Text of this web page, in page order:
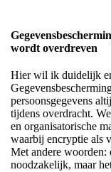
wordt overdreven
Hier wil ik duidelijk
persoonsgegevens
tijdens overdracht.
en organisatorische
waarbij encryptie als
Met andere woorden:
noodzakelijk, maar